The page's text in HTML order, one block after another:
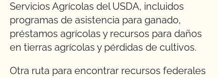
Servicios Agrícolas del USDA, incluidos
programas de asistencia para ganado,
préstamos agrícolas y recursos para daños
en tierras agrícolas y pérdidas de cultivos.
Otra ruta para encontrar recursos federales